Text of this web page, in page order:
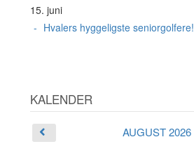
15. juni
Hvalers hyggeligste seniorgolfere!
KALENDER
AUGUST 2026